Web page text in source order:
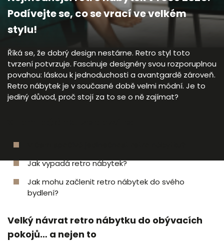
Podívejte se, co se vrací ve velkém
stylu!
Říká se, že dobrý design nestárne. Retro styl toto
tvrzení potvrzuje. Fascinuje designéry svou rozporuplnou
povahou: láskou k jednoduchosti a avantgardě zároveň.
Retro nábytek je v současné době velmi módní. Je to
jediný důvod, proč stojí za to se o ně zajímat?
Jak vypadá retro nábytek?
Jak mohu začlenit retro nábytek do svého
bydlení?
Velký návrat retro nábytku do obývacích
pokojů… a nejen to